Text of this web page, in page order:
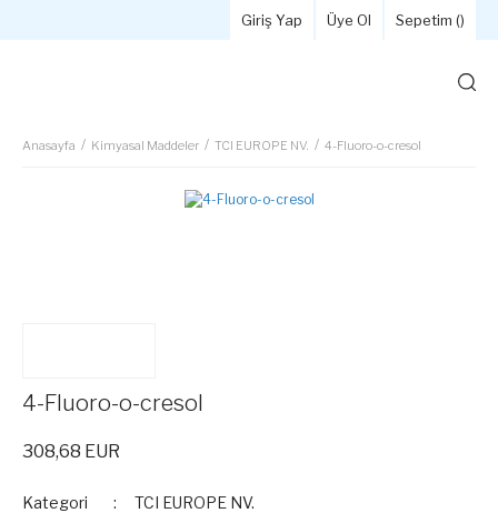
Giriş Yap Üye Ol Sepetim ()
Anasayfa Kimyasal Maddeler TCI EUROPE NV. 4-Fluoro-o-cresol
4-Fluoro-o-cresol
308,68 EUR
Kategori
TCI EUROPE NV.